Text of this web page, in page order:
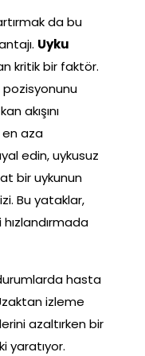
da bu
Uyku
kritik bir faktör.
pozisyonunu
akışını
en aza
edin, uykusuz
bir uykunun
Bu yataklar,
hasta
izleme
azaltırken bir
yaratıyor.